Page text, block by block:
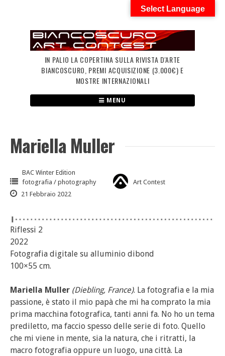
IN PALIO LA COPERTINA SULLA RIVISTA D'ARTE
BIANCOSCURO, PREMI ACQUISIZIONE (3.000€) E
MOSTRE INTERNAZIONALI
MENU
Mariella Muller
BAC Winter Edition
fotografia / photography
Art Contest
21 Febbraio 2022
Riflessi 2
2022
Fotografia digitale su alluminio dibond
100×55 cm.
Mariella Muller (Diebling, France). La fotografia e la mia
passione, è stato il mio papà che mi ha comprato la mia
prima macchina fotografica, tanti anni fa. No ho un tema
prediletto, ma faccio spesso delle serie di foto. Quello
che mi viene in mente, sia la natura, che i ritratti, la
macro fotografia oppure un luogo, una città. La
Select Language